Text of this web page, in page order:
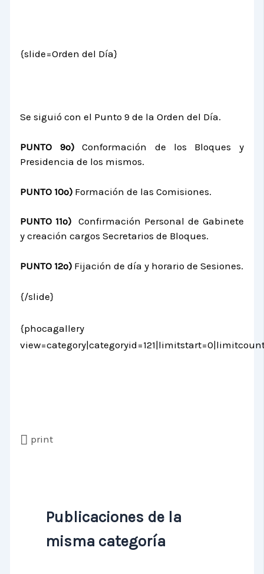
{slide=Orden del Día}
Se siguió con el Punto 9 de la Orden del Día.
PUNTO 9º)Conformación de los Bloques y
Presidencia de los mismos.
PUNTO 10º) Formación de las Comisiones.
PUNTO 11º)
Confirmación Personal de Gabinete
y creación cargos Secretarios de Bloques.
PUNTO 12º) Fijación de día y horario de Sesiones.
{/slide}
{phocagallery
print
Publicaciones de la
misma categoría